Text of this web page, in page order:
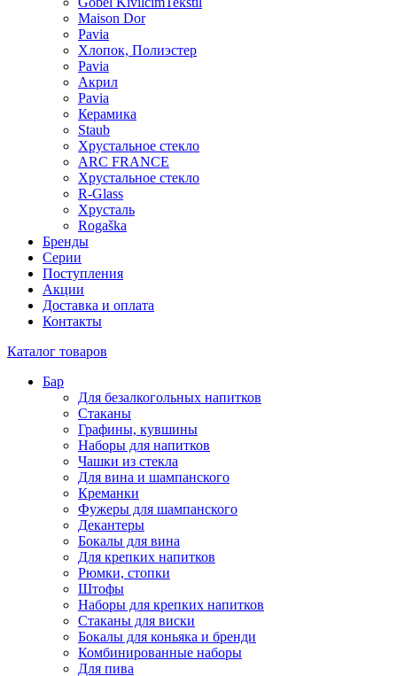
Maison Dor
Pavia
Хлопок, Полиэстер
Pavia
Акрил
Pavia
Керамика
Staub
Хрустальное стекло
ARC FRANCE
Хрустальное стекло
R-Glass
Хрусталь
Rogaška
Бренды
Серии
Поступления
Акции
Доставка и оплата
Контакты
Каталог товаров
Бар
Для безалкогольных напитков
Стаканы
Графины, кувшины
Наборы для напитков
Чашки из стекла
Для вина и шампанского
Креманки
Фужеры для шампанского
Декантеры
Бокалы для вина
Для крепких напитков
Рюмки, стопки
Штофы
Наборы для крепких напитков
Стаканы для виски
Бокалы для коньяка и бренди
Комбинированные наборы
Для пива